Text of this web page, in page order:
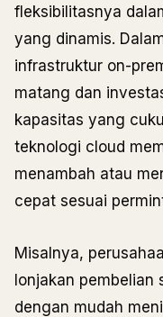
fleksibilitasnya
yang dinamis.
infrastruktur on-
matang dan
kapasitas yang
teknologi cloud
menambah atau
cepat sesuai
Misalnya,
lonjakan
dengan mudah